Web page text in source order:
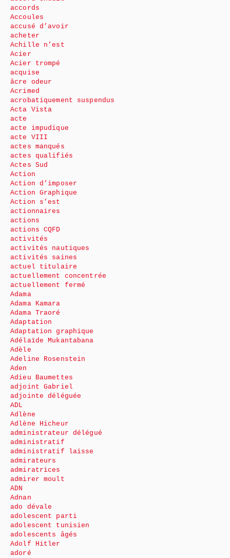
accords
Accoules
accusé d’avoir
acheter
Achille n’est
Acier
Acier trompé
acquise
âcre odeur
Acrimed
acrobatiquement suspendus
Acta Vista
acte
acte impudique
acte VIII
actes manqués
actes qualifiés
Actes Sud
Action
Action d’imposer
Action Graphique
Action s’est
actionnaires
actions
actions CQFD
activités
activités nautiques
activités saines
actuel titulaire
actuellement concentrée
actuellement fermé
Adama
Adama Kamara
Adama Traoré
Adaptation
Adaptation graphique
Adélaïde Mukantabana
Adèle
Adeline Rosenstein
Aden
Adieu Baumettes
adjoint Gabriel
adjointe déléguée
ADL
Adlène
Adlène Hicheur
administrateur délégué
administratif
administratif laisse
admirateurs
admiratrices
admirer moult
ADN
Adnan
ado dévale
adolescent parti
adolescent tunisien
adolescents âgés
Adolf Hitler
adoré